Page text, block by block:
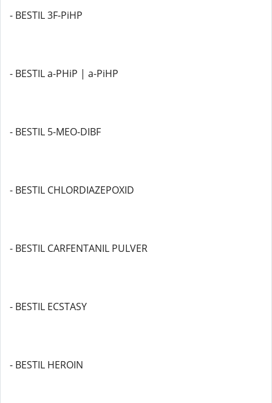
- BESTIL 3F-PiHP
- BESTIL a-PHiP | a-PiHP
- BESTIL 5-MEO-DIBF
- BESTIL CHLORDIAZEPOXID
- BESTIL CARFENTANIL PULVER
- BESTIL ECSTASY
- BESTIL HEROIN